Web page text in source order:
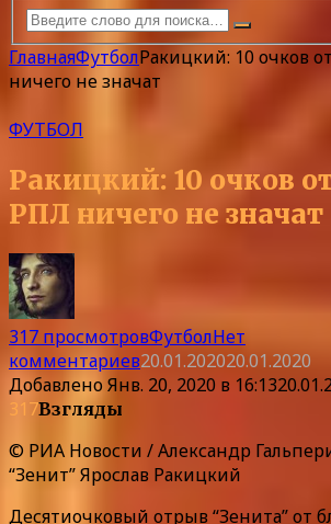
ГлавнаяФутболРакицкий: 10 очков
ничего не значат
ФУТБОЛ
Ракицкий: 10 очков
РПЛ ничего не значат
317 просмотровФутболНет
комментариев20.01.202020.01.2020
ДобавленоЯнв. 20, 2020 в 16:13
317Взгляды
© РИА Новости / Александр
“Зенит” Ярослав Ракицкий
Десятиочковый отрыв “Зенита” от